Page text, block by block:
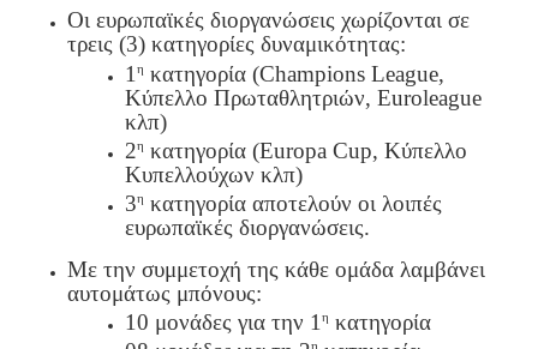
Οι ευρωπαϊκές διοργανώσεις χωρίζονται σε
τρεις (3) κατηγορίες δυναμικότητας:
1η κατηγορία (Champions League,
Κύπελλο Πρωταθλητριών, Euroleague
κλπ)
2η κατηγορία (Europa Cup, Κύπελλο
Κυπελλούχων κλπ)
3η κατηγορία αποτελούν οι λοιπές
ευρωπαϊκές διοργανώσεις.
Με την συμμετοχή της κάθε ομάδα λαμβάνει
αυτομάτως μπόνους:
10 μονάδες για την 1η κατηγορία
η